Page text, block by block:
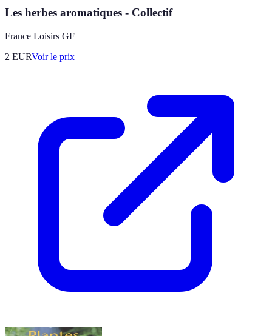
Les herbes aromatiques - Collectif
France Loisirs GF
2 EURVoir le prix